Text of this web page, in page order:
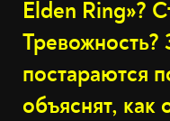
Elden Ring»?
Тревожность?
постараются
объяснят, как